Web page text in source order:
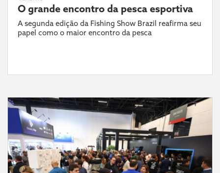
O grande encontro da pesca esportiva
A segunda edição da Fishing Show Brazil reafirma seu
papel como o maior encontro da pesca